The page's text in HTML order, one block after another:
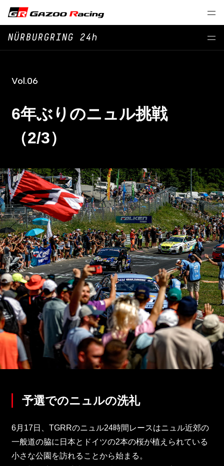
NÜRBURGRING 24h
Vol.06
6年ぶりのニュル挑戦
（2/3）
予選でのニュルの洗礼
6月17日、TGRRのニュル24時間レースはニュル近郊の
一般道の脇に日本とドイツの2本の桜が植えられている
小さな公園を訪れることから始まる。